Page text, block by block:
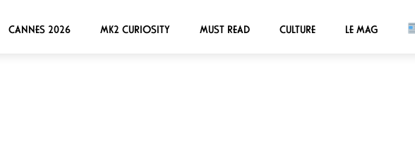
CANNES 2026 MK2 CURIOSITY MUST READ CULTURE LE MAG